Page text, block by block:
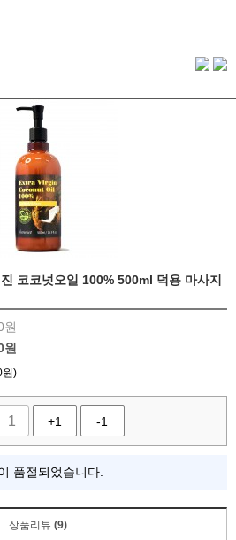
코코넛오일 100% 500ml 덕용 마사지
원
원
원)
+1 -1
품절되었습니다.
상품리뷰 (9)